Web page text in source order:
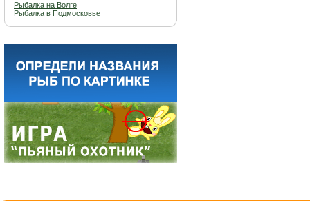
Рыбалка на Волге
Рыбалка в Подмосковье